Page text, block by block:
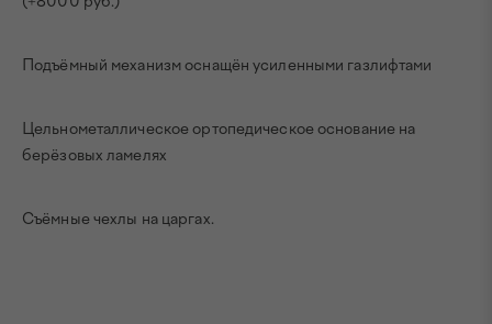
Подъёмный механизм оснащён усиленными газлифтами
Цельнометаллическое ортопедическое основание на
берёзовых ламелях
Съёмные чехлы на царгах.